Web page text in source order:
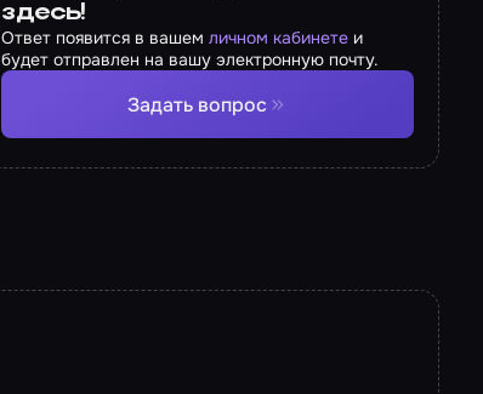
здесь!
Ответ появится в вашемличном кабинете и
будет отправлен на вашу электронную почту.
Задать вопрос